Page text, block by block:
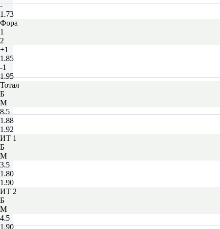
-
1.73
Фора
1
2
+1
1.85
-1
1.95
Тотал
Б
М
8.5
1.88
1.92
ИТ 1
Б
М
3.5
1.80
1.90
ИТ 2
Б
М
4.5
1.90